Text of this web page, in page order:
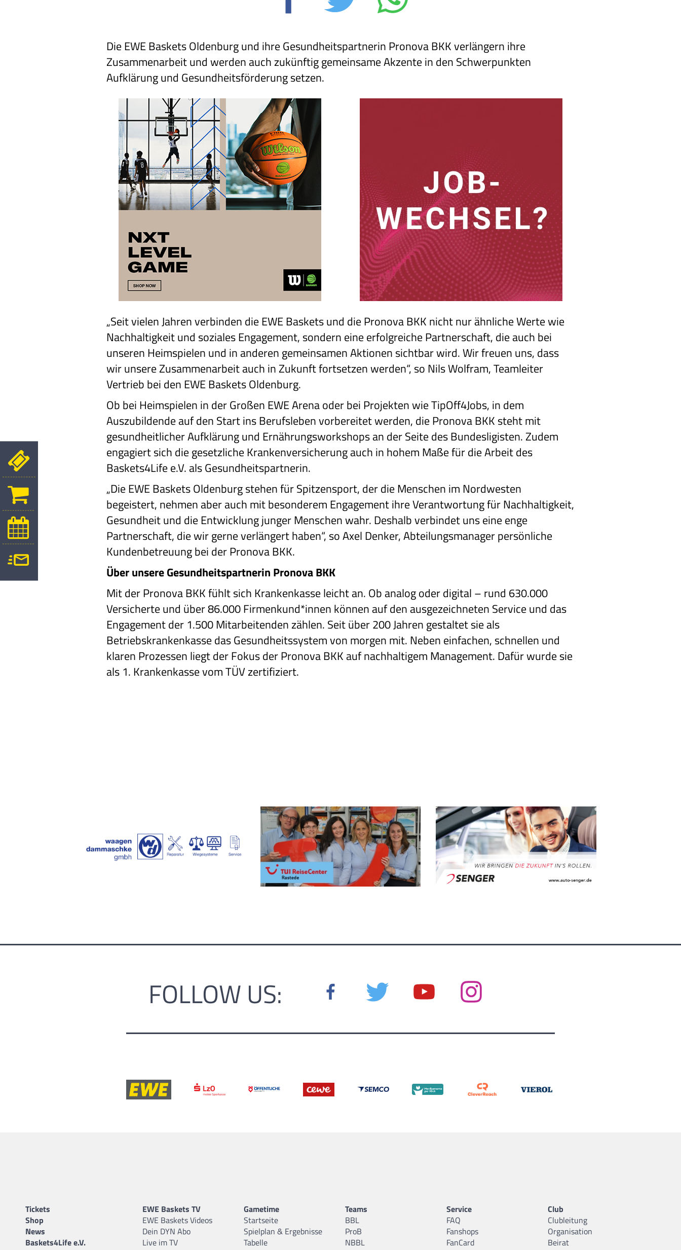
Die EWE Baskets Oldenburg und ihre Gesundheitspartnerin Pronova BKK verlängern ihre
Zusammenarbeit und werden auch zukünftig gemeinsame Akzente in den Schwerpunkten
Aufklärung und Gesundheitsförderung setzen.
„Seit vielen Jahren verbinden die EWE Baskets und die Pronova BKK nicht nur ähnliche Werte wie
Nachhaltigkeit und soziales Engagement, sondern eine erfolgreiche Partnerschaft, die auch bei
unseren Heimspielen und in anderen gemeinsamen Aktionen sichtbar wird. Wir freuen uns, dass
wir unsere Zusammenarbeit auch in Zukunft fortsetzen werden“, so Nils Wolfram, Teamleiter
Vertrieb bei den EWE Baskets Oldenburg.
Ob bei Heimspielen in der Großen EWE Arena oder bei Projekten wie TipOff4Jobs, in dem
Auszubildende auf den Start ins Berufsleben vorbereitet werden, die Pronova BKK steht mit
gesundheitlicher Aufklärung und Ernährungsworkshops an der Seite des Bundesligisten. Zudem
engagiert sich die gesetzliche Krankenversicherung auch in hohem Maße für die Arbeit des
Baskets4Life e.V. als Gesundheitspartnerin.
„Die EWE Baskets Oldenburg stehen für Spitzensport, der die Menschen im Nordwesten
begeistert, nehmen aber auch mit besonderem Engagement ihre Verantwortung für Nachhaltigkeit,
Gesundheit und die Entwicklung junger Menschen wahr. Deshalb verbindet uns eine enge
Partnerschaft, die wir gerne verlängert haben“, so Axel Denker, Abteilungsmanager persönliche
Kundenbetreuung bei der Pronova BKK.
Über unsere Gesundheitspartnerin Pronova BKK
Mit der Pronova BKK fühlt sich Krankenkasse leicht an. Ob analog oder digital – rund 630.000
Versicherte und über 86.000 Firmenkund*innen können auf den ausgezeichneten Service und das
Engagement der 1.500 Mitarbeitenden zählen. Seit über 200 Jahren gestaltet sie als
Betriebskrankenkasse das Gesundheitssystem von morgen mit. Neben einfachen, schnellen und
klaren Prozessen liegt der Fokus der Pronova BKK auf nachhaltigem Management. Dafür wurde sie
als 1. Krankenkasse vom TÜV zertifiziert.
FOLLOW US:
Tickets
Shop
News
Baskets4Life e.V.
EWE Baskets TV
EWE Baskets Videos
Dein DYN Abo
Live im TV
Gametime
Startseite
Spielplan & Ergebnisse
Tabelle
Teams
BBL
ProB
NBBL
Service
FAQ
Fanshops
FanCard
Club
Clubleitung
Organisation
Beirat